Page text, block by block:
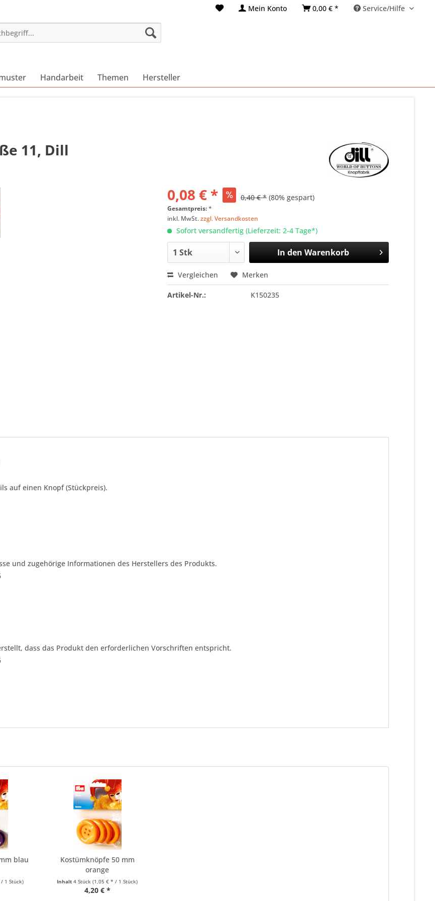
Mein Konto 0,00 € * Service/Hilfe
Handarbeit Themen Hersteller
11, Dill
0,08 € * 0,40 € * (80% gespart)
Gesamtpreis:*
inkl. MwSt.zzgl. Versandkosten
Sofort versandfertig (Lieferzeit: 2-4 Tage*)
In den Warenkorb
Vergleichen Merken
Artikel-Nr.: K150235
auf einen Knopf (Stückpreis).
und zugehörige Informationen des Herstellers des Produkts.
dass das Produkt den erforderlichen Vorschriften entspricht.
blau
1 Stück)
Kostümknöpfe 50 mm
orange
Inhalt4 Stück(1,05 € * / 1 Stück)
4,20 € *